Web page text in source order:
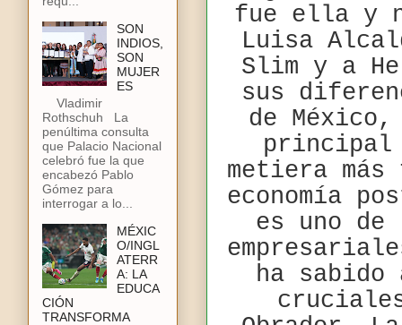
fue ella y
Luisa
Slim y a
sus
de
principal
metiera
economía
es uno
ha sabido
SON
INDIOS,
SON
MUJER
ES
Vladimir
Rothschuh La
penúltima consulta
que Palacio Nacional
celebró fue la que
encabezó Pablo
Gómez para
interrogar a lo...
MÉXIC
O/INGL
ATERR
A: LA
EDUCA
CIÓN
TRANSFORMA